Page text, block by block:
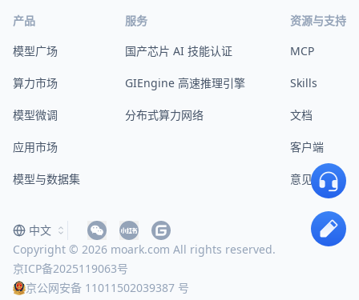
产品
模型广场
算力市场
模型微调
应用市场
模型与数据集
服务
国产芯片 AI 技能认证
GIEngine 高速推理引擎
分布式算力网络
资源与支持
MCP
Skills
文档
客户端
意见反馈
Copyright © 2026 moark.com All rights reserved.
京ICP备2025119063号
京公网安备 11011502039387 号
中文